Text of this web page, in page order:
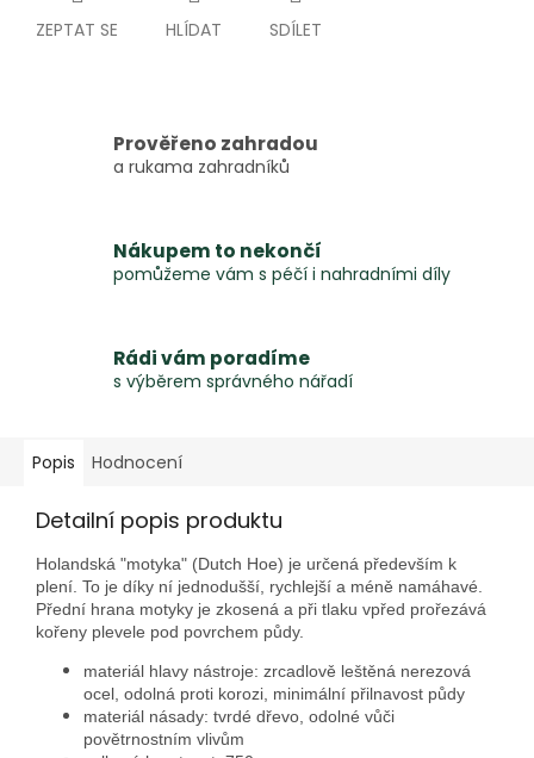
ZEPTAT SE HLÍDAT SDÍLET
Prověřeno zahradou
a rukama zahradníků
Nákupem to nekončí
pomůžeme vám s péčí i nahradními díly
Rádi vám poradíme
s výběrem správného nářadí
Popis Hodnocení
Detailní popis produktu
Holandská "motyka" (Dutch Hoe) je určená především k
plení. To je díky ní jednodušší, rychlejší a méně namáhavé.
Přední hrana motyky je zkosená a při tlaku vpřed prořezává
kořeny plevele pod povrchem půdy.
materiál hlavy nástroje: zrcadlově leštěná nerezová
ocel, odolná proti korozi, minimální přilnavost půdy
materiál násady: tvrdé dřevo, odolné vůči
povětrnostním vlivům